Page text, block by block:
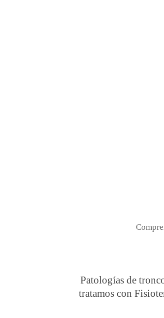
Patologías de
tratamos con